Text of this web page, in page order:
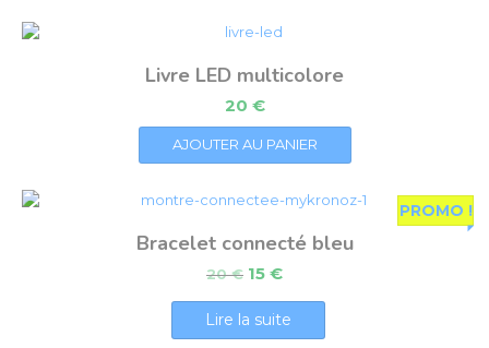
Livre LED multicolore
20 €
AJOUTER AU PANIER
PROMO !
Bracelet connecté bleu
20€ 15 €
Lire la suite